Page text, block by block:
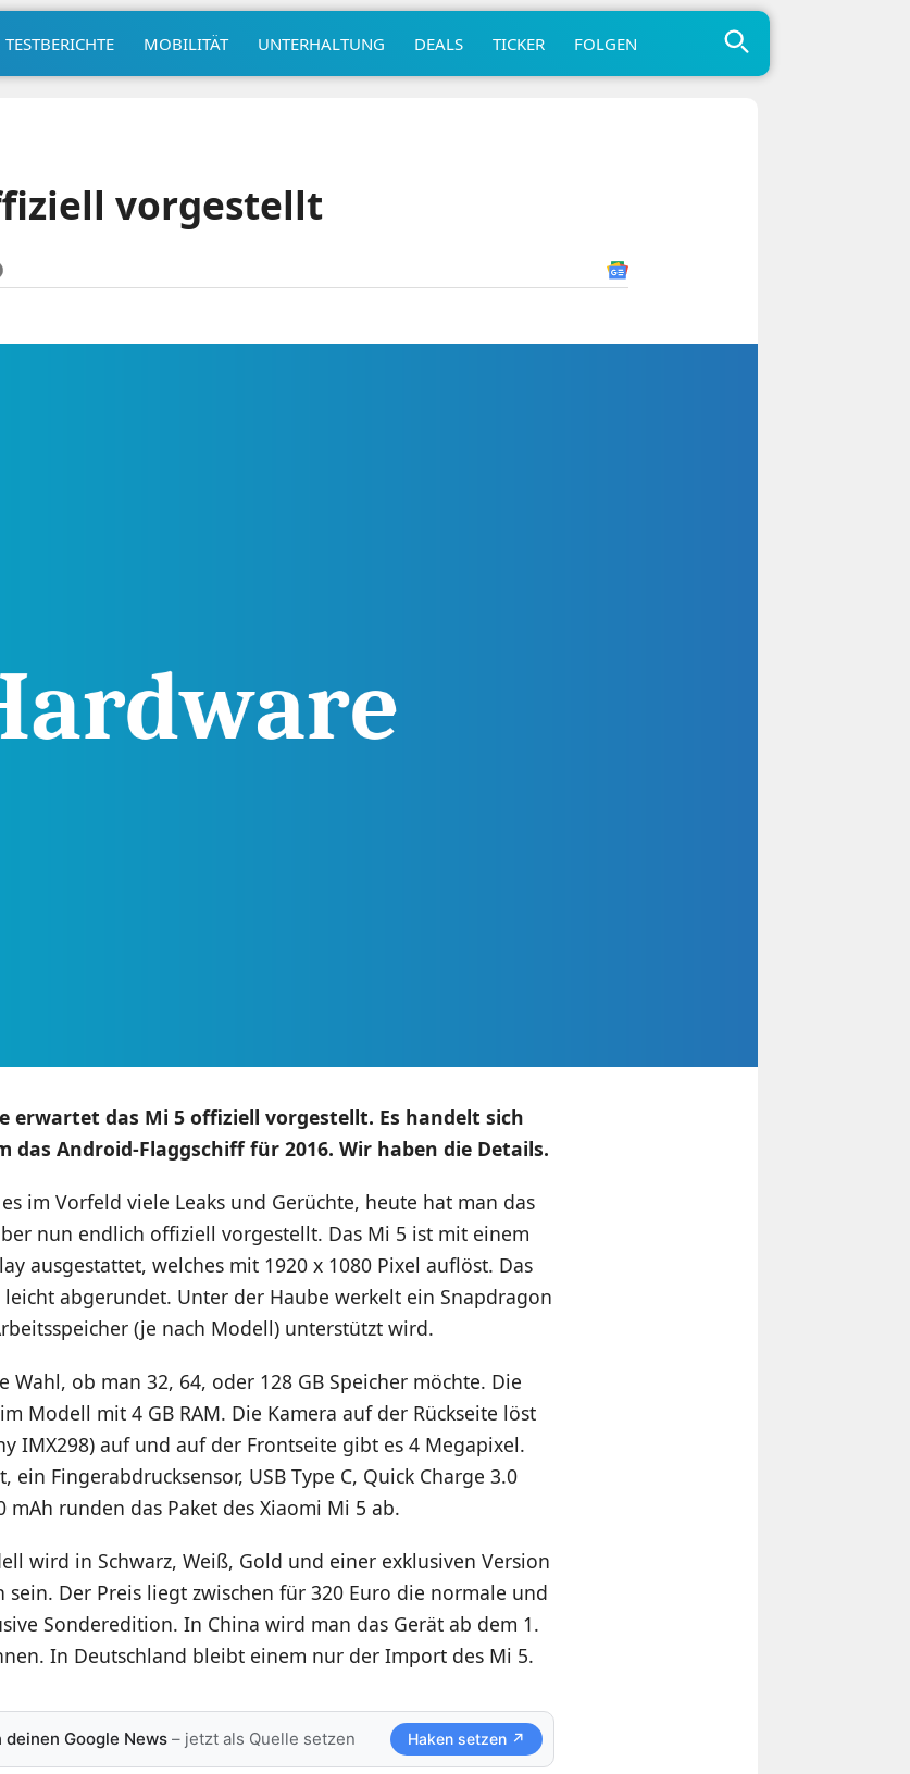
TESTBERICHTE MOBILITÄT UNTERHALTUNG DEALS TICKER FOLGEN
vorgestellt
erwartet das Mi 5 offiziell vorgestellt. Es handelt sich
das Android-Flaggschiff für 2016. Wir haben die Details.
im Vorfeld viele Leaks und Gerüchte, heute hat man das
nun endlich offiziell vorgestellt. Das Mi 5 ist mit einem
ausgestattet, welches mit 1920 x 1080 Pixel auflöst. Das
leicht abgerundet. Unter der Haube werkelt ein Snapdragon
(je nach Modell) unterstützt wird.
Wahl, ob man 32, 64, oder 128 GB Speicher möchte. Die
Modell mit 4 GB RAM. Die Kamera auf der Rückseite löst
IMX298) auf und auf der Frontseite gibt es 4 Megapixel.
ein Fingerabdrucksensor, USB Type C, Quick Charge 3.0
mAh runden das Paket des Xiaomi Mi 5 ab.
wird in Schwarz, Weiß, Gold und einer exklusiven Version
sein. Der Preis liegt zwischen für 320 Euro die normale und
Sonderedition. In China wird man das Gerät ab dem 1.
In Deutschland bleibt einem nur der Import des Mi 5.
Google News– jetzt als Quelle setzen Haken setzen ↗